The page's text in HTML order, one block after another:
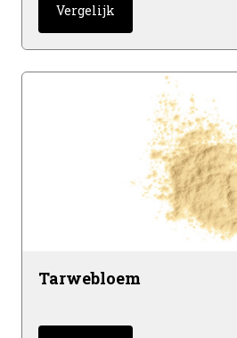
Vergelijk
Tarwebloem